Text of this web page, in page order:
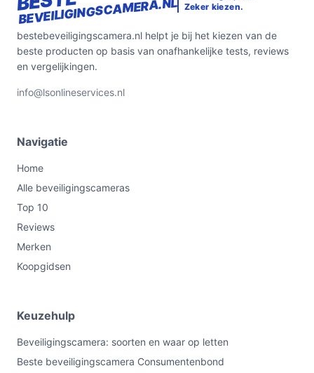
BEVEILIGINGSCAMERA.NL Zeker kiezen.
bestebeveiligingscamera.nl helpt je bij het kiezen van de
beste producten op basis van onafhankelijke tests, reviews
en vergelijkingen.
info@lsonlineservices.nl
Navigatie
Home
Alle beveiligingscameras
Top 10
Reviews
Merken
Koopgidsen
Keuzehulp
Beveiligingscamera: soorten en waar op letten
Beste beveiligingscamera Consumentenbond